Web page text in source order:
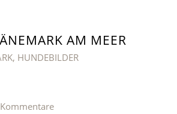
AM MEER
, HUNDEBILDER